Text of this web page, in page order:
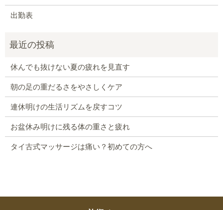
出勤表
休んでも抜けない夏の疲れを見直す
朝の足の重だるさをやさしくケア
連休明けの生活リズムを戻すコツ
お盆休み明けに残る体の重さと疲れ
タイ古式マッサージは痛い？初めての方へ